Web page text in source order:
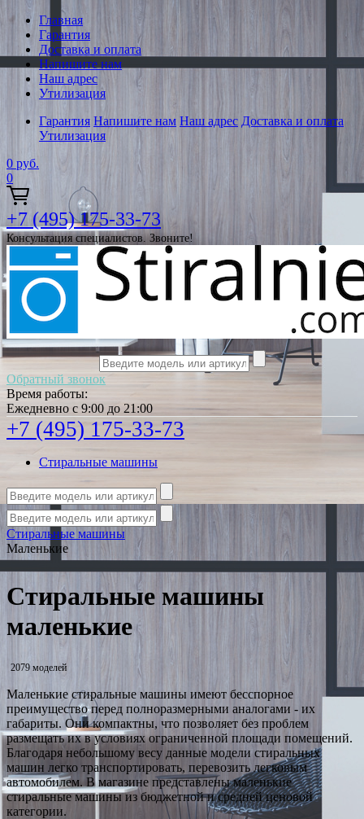
Главная
Гарантия
Доставка и оплата
Напишите нам
Наш адрес
Утилизация
Гарантия Напишите нам Наш адрес Доставка и оплата
Утилизация
0 руб.
0
+7 (495) 175-33-73
Консультация специалистов. Звоните!
Обратный звонок
Время работы:
Ежедневно с 9:00 до 21:00
+7 (495) 175-33-73
Стиральные машины
Стиральные машины
Маленькие
Стиральные машины
маленькие
2079 моделей
Маленькие стиральные машины имеют бесспорное
преимущество перед полноразмерными аналогами - их
габариты. Они компактны, что позволяет без проблем
размещать их в условиях ограниченной площади помещений.
Благодаря небольшому весу данные модели стиральных
машин легко транспортировать, перевозить легковым
автомобилем. В магазине представлены маленькие
стиральные машины из бюджетной и средней ценовой
категории.